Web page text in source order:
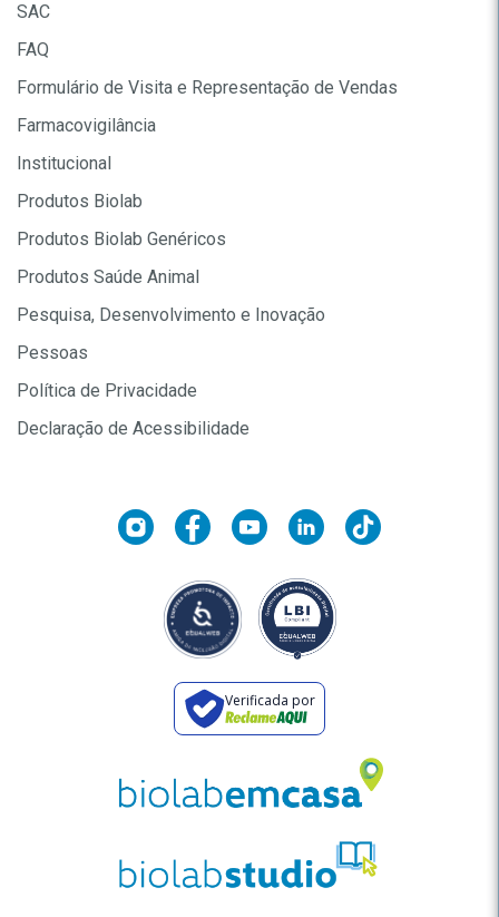
SAC
FAQ
Formulário de Visita e Representação de Vendas
Farmacovigilância
Institucional
Produtos Biolab
Produtos Biolab Genéricos
Produtos Saúde Animal
Pesquisa, Desenvolvimento e Inovação
Pessoas
Política de Privacidade
Declaração de Acessibilidade
Verificada por